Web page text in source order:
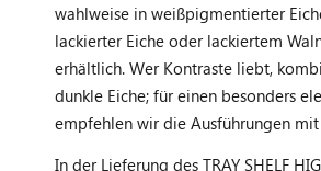
wahlweise in weißpigmentierter
lackierter Eiche oder lackiertem
erhältlich. Wer Kontraste liebt,
dunkle Eiche; für einen besonders
empfehlen wir die Ausführungen mit
In der Lieferung des TRAY SHELF